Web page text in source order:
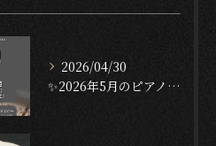
2026/04/30
✨2026年5月のピアノナイト✨